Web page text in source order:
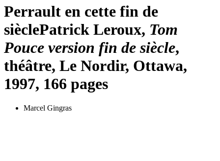
Perrault en cette fin de
sièclePatrick Leroux, Tom
Pouce version fin de siècle,
théâtre, Le Nordir, Ottawa,
1997, 166 pages
Marcel Gingras